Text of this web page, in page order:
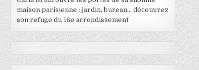
maison parisienne : jardin, bureau… découvrez
son refuge du 16e arrondissement